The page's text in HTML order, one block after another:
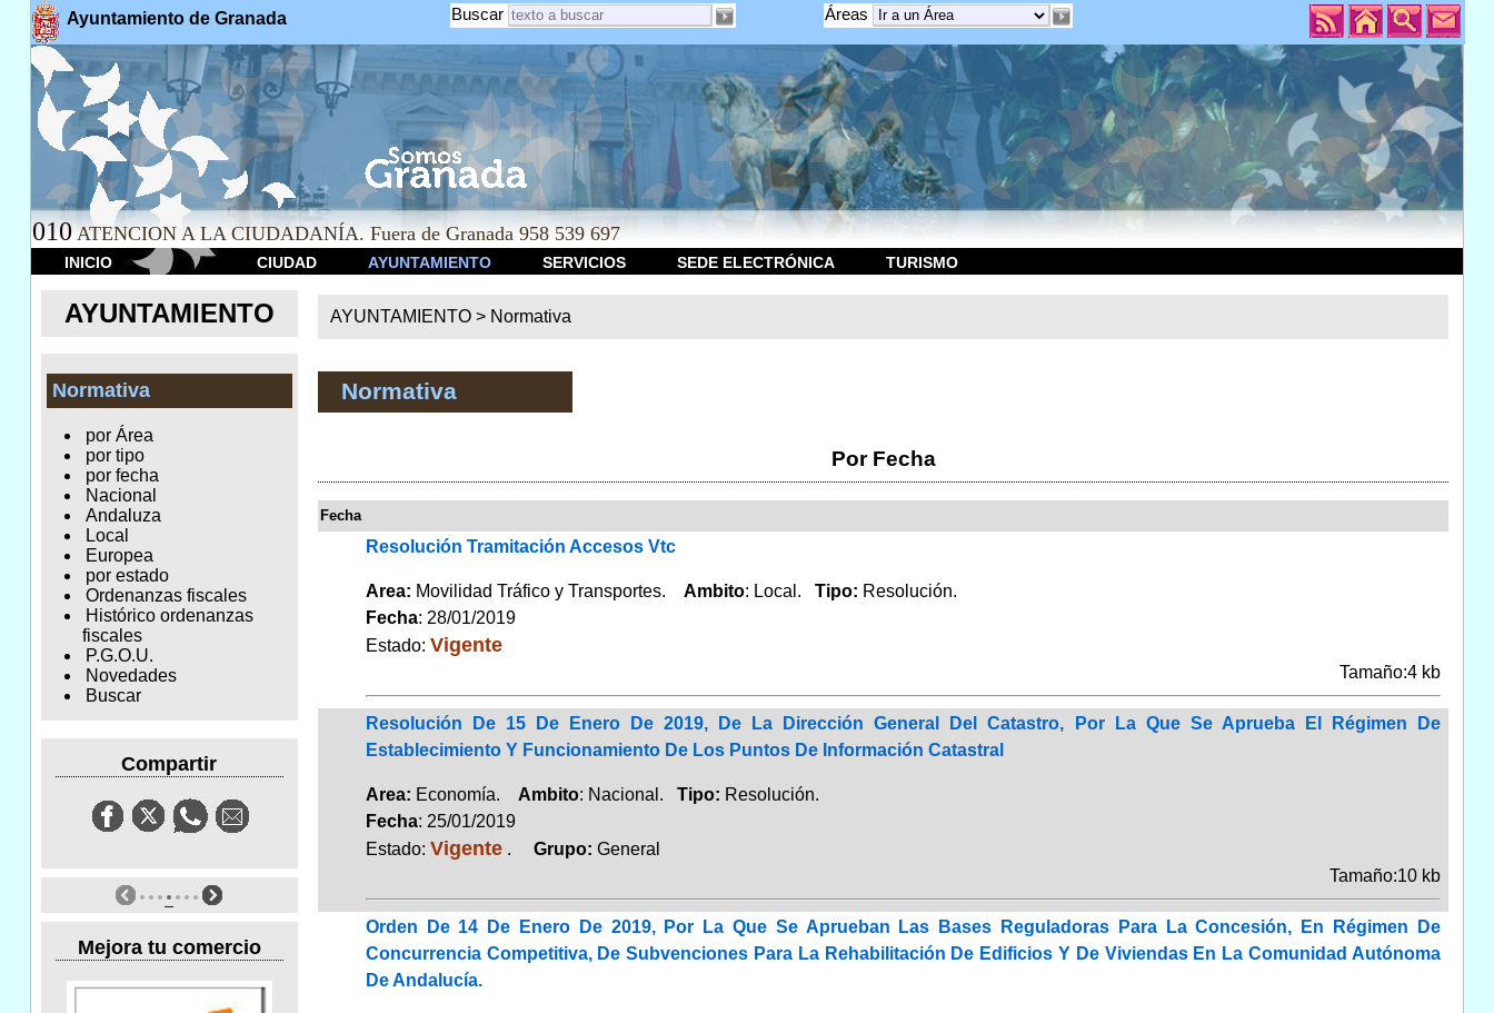
Ayuntamiento de Granada Áreas
Buscar
010 ATENCION A LA CIUDADANÍA. Fuera de Granada 958 539 697
INICIO CIUDAD AYUNTAMIENTO SERVICIOS SEDE ELECTRÓNICA TURISMO
AYUNTAMIENTO
Normativa
por Área
por tipo
por fecha
Nacional
Andaluza
Local
Europea
por estado
Ordenanzas fiscales
Histórico ordenanzas
fiscales
P.G.O.U.
Novedades
Buscar
Compartir
Mejora tu comercio
AYUNTAMIENTO > Normativa
Normativa
Por Fecha
Fecha
Resolución Tramitación Accesos Vtc
Area: Movilidad Tráfico y Transportes. Ambito: Local. Tipo: Resolución.
Fecha: 28/01/2019
Estado: Vigente
Tamaño:4 kb
Resolución De 15 De Enero De 2019, De La Dirección General Del Catastro, Por La Que Se Aprueba El Régimen De
Establecimiento Y Funcionamiento De Los Puntos De Información Catastral
Area: Economía. Ambito: Nacional. Tipo: Resolución.
Fecha: 25/01/2019
Estado: Vigente. Grupo: General
Tamaño:10 kb
Orden De 14 De Enero De 2019, Por La Que Se Aprueban Las Bases Reguladoras Para La Concesión, En Régimen De
Concurrencia Competitiva, De Subvenciones Para La Rehabilitación De Edificios Y De Viviendas En La Comunidad Autónoma
De Andalucía.